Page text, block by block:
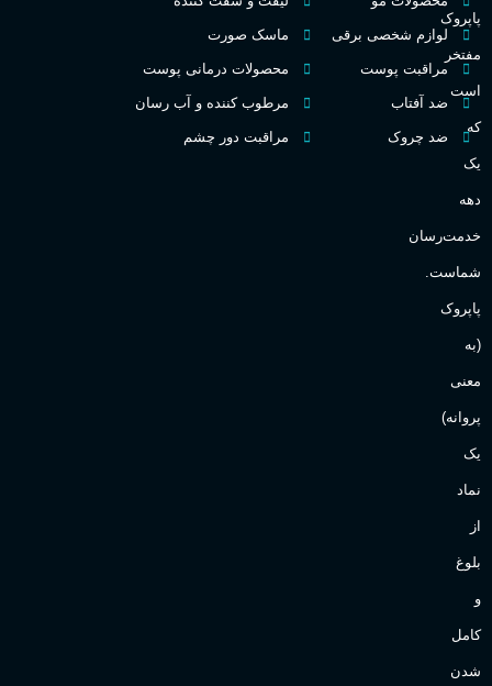
اکسترکت دو پرفیوم
گروه بویایی میوه ای
مناسب برای
آقایان
پاپروک
مفتخر
است
که
یک
دهه
خدمت‌رسان
شماست.
پاپروک
(به
معنی
پروانه)
یک
نماد
از
بلوغ
و
کامل
شدن
لوازم شخصی برقی
مراقبت پوست
ضد آفتاب
ضد چروک
ماسک صورت
محصولات درمانی پوست
مرطوب کننده و آب رسان
مراقبت دور چشم